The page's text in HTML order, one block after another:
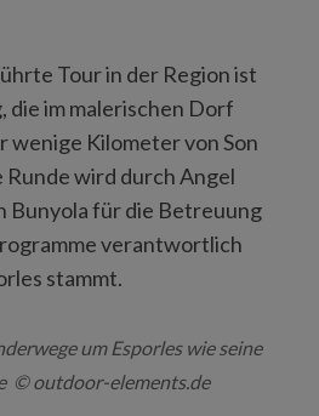
Tour in der Region ist
die im malerischen Dorf
wenige Kilometer von Son
wird durch Angel
Bunyola für die Betreuung
verantwortlich
stammt.
um Esporles wie seine
© outdoor-elements.de